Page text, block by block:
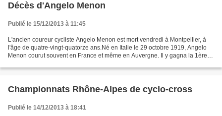
Décès d'Angelo Menon
Publié le 15/12/2013 à 11:45
L'ancien coureur cycliste Angelo Menon est mort vendredi à Montpellier, à
l'âge de quatre-vingt-quatorze ans.Né en Italie le 29 octobre 1919, Angelo
Menon courut souvent en France et même en Auvergne. Il y gagna la 1ère
Championnats Rhône-Alpes de cyclo-cross
Publié le 14/12/2013 à 18:41